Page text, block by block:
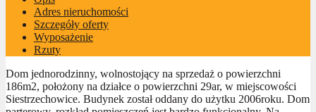
Adres nieruchomości
Szczegóły oferty
Wyposażenie
Rzuty
Dom jednorodzinny, wolnostojący na sprzedaż o powierzchni
186m2, położony na działce o powierzchni 29ar, w miejscowości
Siestrzechowice. Budynek został oddany do użytku 2006roku. Dom